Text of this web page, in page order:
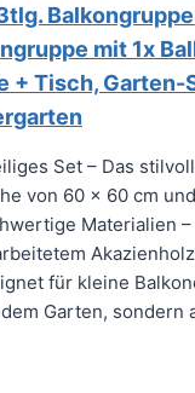
mit 1x
+ Tisch, Garten-
Set – Das
von 60 x 60 cm
Materialien
für kleine
Garten, sondern